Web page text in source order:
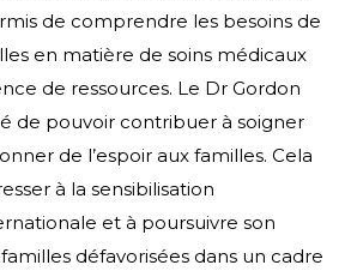
de comprendre les besoins de
en matière de soins médicaux
de ressources. Le Dr Gordon
de pouvoir contribuer à soigner
de l’espoir aux familles. Cela
à la sensibilisation
et à poursuivre son
défavorisées dans un cadre